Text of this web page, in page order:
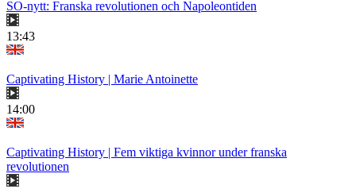
SO-nytt: Franska revolutionen och Napoleontiden
13:43
Captivating History | Marie Antoinette
14:00
Captivating History | Fem viktiga kvinnor under franska
revolutionen